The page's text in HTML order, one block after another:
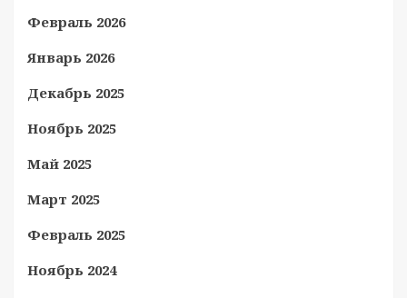
Февраль 2026
Январь 2026
Декабрь 2025
Ноябрь 2025
Май 2025
Март 2025
Февраль 2025
Ноябрь 2024